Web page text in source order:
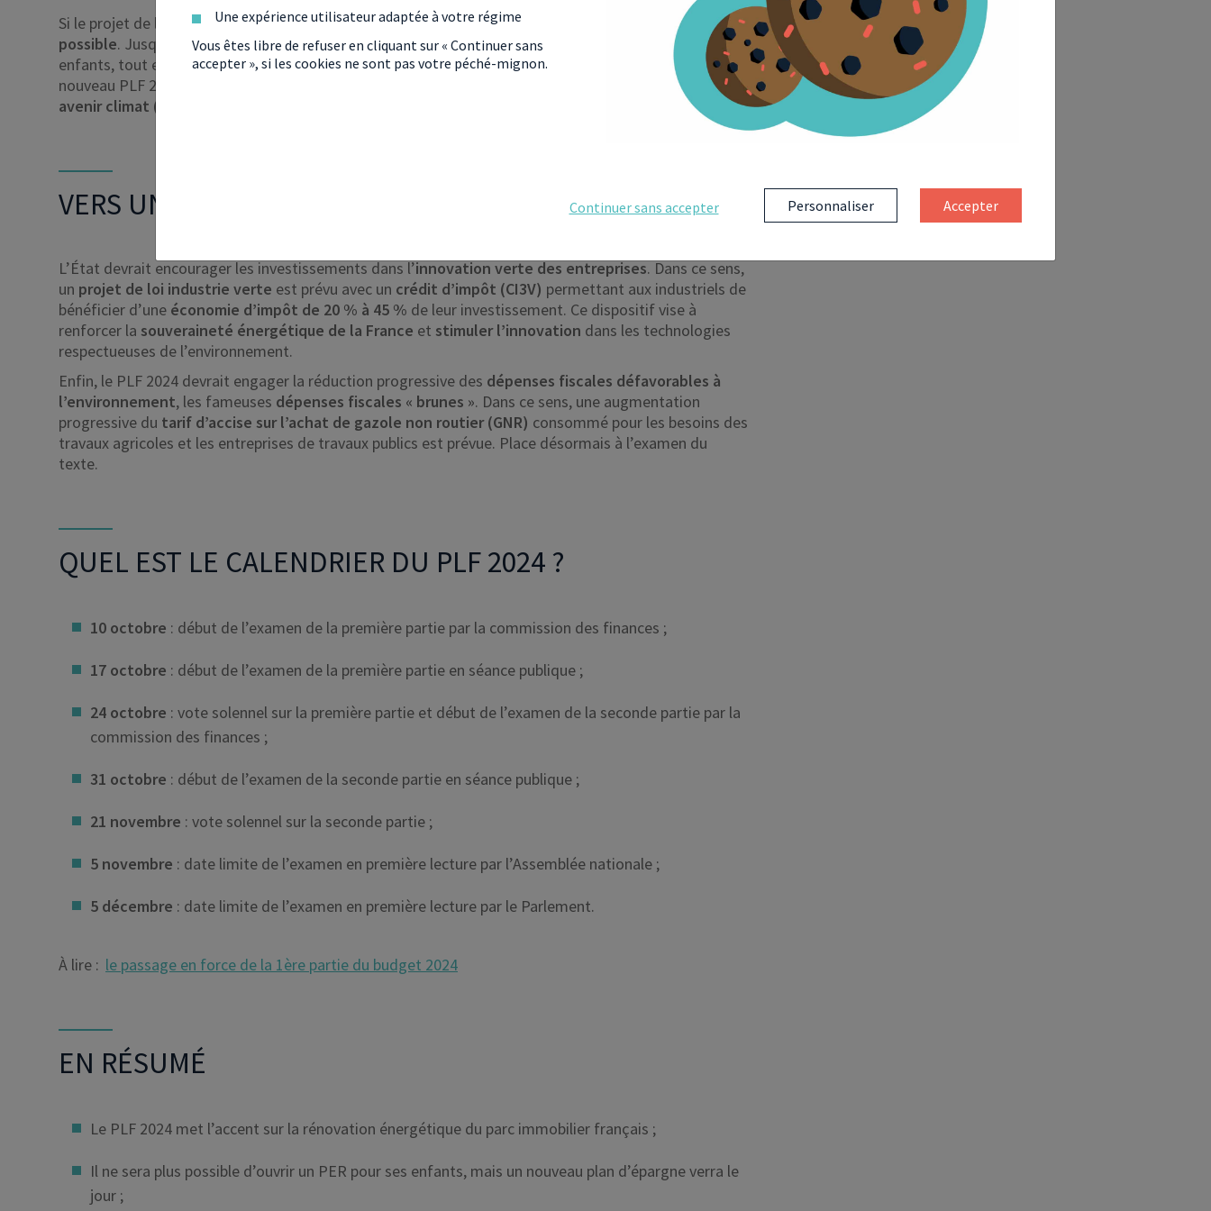
Si le projet de loi de finances 2024 est adopté,l’ouverture d’un PER aux moins de 18 ans
ne sera plus
possible. Jusqu’alors, le représentant légal pouvait souscrire une épargne retraite au nom de ses
enfants, tout en bénéficiant des avantages de la déductibilité fiscale sur les versements. Avec le
nouveau PLF 2024, c’est un
plan d’épargne
avenir climat (PEAC)
VERS UNE DÉCARBONATION DE LA FISCALITÉ
L’État devrait encourager les investissements dans l’innovation verte des entreprises. Dans ce sens,
un projet de loi industrie verte est prévu avec un crédit d’impôt (CI3V) permettant aux industriels de
bénéficier d’une économie d’impôt de 20 % à 45 % de leur investissement. Ce dispositif vise à
renforcer la souveraineté énergétique de la France et stimuler l’innovation dans les technologies
respectueuses de l’environnement.
Enfin, le PLF 2024 devrait engager la réduction progressive des dépenses fiscales défavorables à
l’environnement, les fameuses dépenses fiscales « brunes ». Dans ce sens, une augmentation
progressive du tarif d’accise sur l’achat de gazole non routier (GNR) consommé pour les besoins des
travaux agricoles et les entreprises de travaux publics est prévue. Place désormais à l’examen du
texte.
QUEL EST LE CALENDRIER DU PLF 2024 ?
10 octobre : début de l’examen de la première partie par la commission des finances ;
17 octobre : début de l’examen de la première partie en séance publique ;
24 octobre : vote solennel sur la première partie et début de l’examen de la seconde partie par la
commission des finances ;
31 octobre : début de l’examen de la seconde partie en séance publique ;
21 novembre : vote solennel sur la seconde partie ;
5 novembre : date limite de l’examen en première lecture par l’Assemblée nationale ;
5 décembre : date limite de l’examen en première lecture par le Parlement.
À lire : le passage en force de la 1ère partie du budget 2024
EN RÉSUMÉ
Le PLF 2024 met l’accent sur la rénovation énergétique du parc immobilier français ;
Il ne sera plus possible d’ouvrir un PER pour ses enfants, mais un nouveau plan d’épargne verra le
jour ;
Une expérience utilisateur adaptée à votre régime
Vous êtes libre de refuser en cliquant sur « Continuer sans
accepter », si les cookies ne sont pas votre péché-mignon.
Continuer sans accepter Personnaliser Accepter